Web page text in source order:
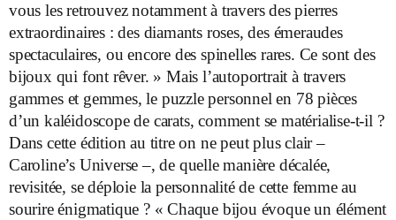
vous les retrouvez notamment à travers des pierres
extraordinaires : des diamants roses, des émeraudes
spectaculaires, ou encore des spinelles rares. Ce sont des
bijoux qui font rêver. » Mais l’autoportrait à travers
gammes et gemmes, le puzzle personnel en 78 pièces
d’un kaléidoscope de carats, comment se matérialise-t-il ?
Dans cette édition au titre on ne peut plus clair –
Caroline’s Universe –, de quelle manière décalée,
revisitée, se déploie la personnalité de cette femme au
sourire énigmatique ? « Chaque bijou évoque un élément